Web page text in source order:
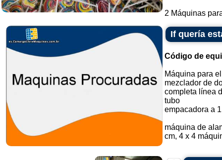
2 Máquinas
If quería
Código de
Máquina para
mezclador de
completa línea
tubo
empacadora a
máquina de
cm, 4 x 4